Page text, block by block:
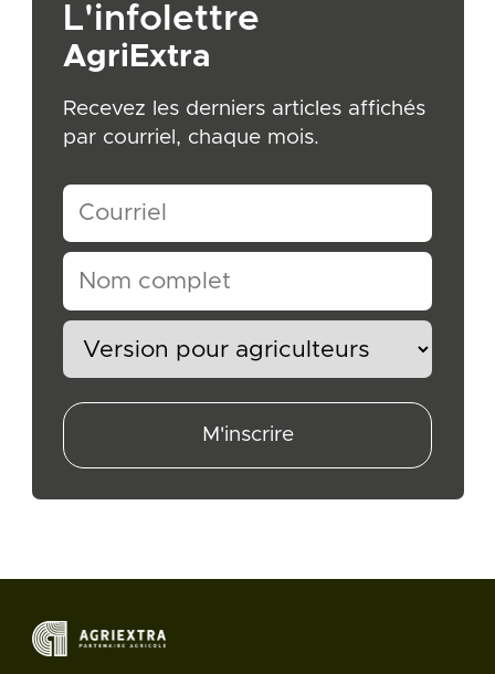
L'infolettre
AgriExtra
Recevez les derniers articles affichés
par courriel, chaque mois.
M'inscrire